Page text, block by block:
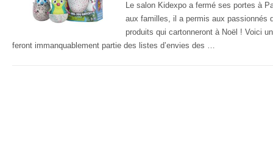
Le salon Kidexpo a fermé ses portes à
aux familles, il a permis aux passionnés
produits qui cartonneront à Noël ! Voici
feront immanquablement partie des listes d’envies des …